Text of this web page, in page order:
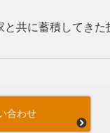
と共に蓄積してき
合わせ